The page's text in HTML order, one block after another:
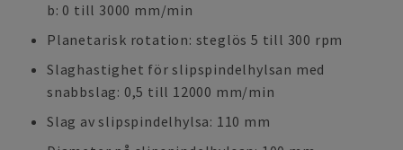
b: 0 till 3000 mm/min
Planetarisk rotation: steglös 5 till 300 rpm
Slaghastighet för slipspindelhylsan med
snabbslag: 0,5 till 12000 mm/min
Slag av slipspindelhylsa: 110 mm